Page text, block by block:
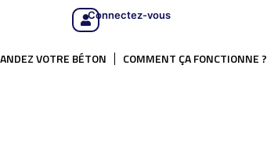
Connectez-vous
VOTRE BÉTON COMMENT ÇA FONCTIONNE ?